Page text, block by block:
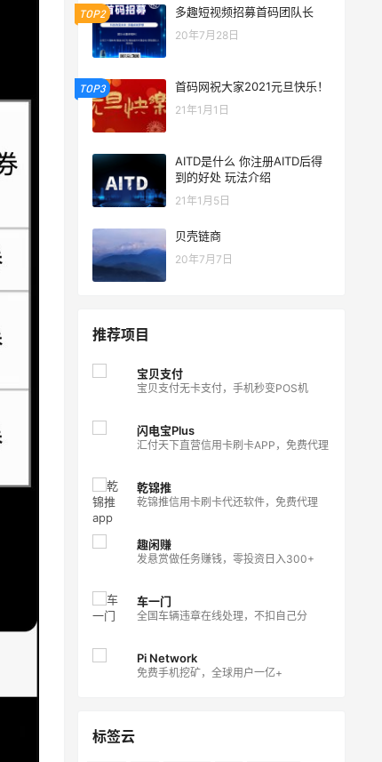
TOP2 多趣短视频招募首码团队长
20年7月28日
TOP3 首码网祝大家2021元旦快乐！
21年1月1日
AITD是什么 你注册AITD后得
到的好处 玩法介绍
21年1月5日
贝壳链商
20年7月7日
推荐项目
宝贝支付
宝贝支付无卡支付，手机秒变POS机
闪电宝Plus
汇付天下直营信用卡刷卡APP，免费代理
乾锦推
乾锦推信用卡刷卡代还软件，免费代理
趣闲赚
发悬赏做任务赚钱，零投资日入300+
车一门
全国车辆违章在线处理，不扣自己分
Pi Network
免费手机挖矿，全球用户一亿+
标签云